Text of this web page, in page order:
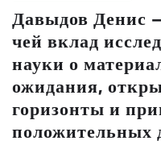
Давыдов Денис
чей вклад
науки о
ожидания,
горизонты и
положительных